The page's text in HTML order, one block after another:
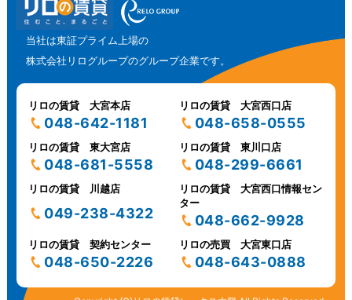
当社は東証プライム上場の
株式会社リログループのグループ企業です。
リロの賃貸 大宮本店
048-642-1181
リロの賃貸 大宮西口店
048-658-0555
リロの賃貸 東大宮店
048-681-5558
リロの賃貸 東川口店
048-299-6661
リロの賃貸 川越店
049-238-4322
リロの賃貸 大宮西口情報セン
ター
048-662-9928
リロの賃貸 契約センター
048-650-2226
リロの売買 大宮東口店
048-643-0888